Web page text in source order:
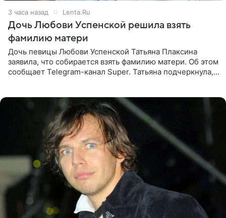
3 часа назад Lenta.Ru
Дочь Любови Успенской решила взять
фамилию матери
Дочь певицы Любови Успенской Татьяна Плаксина
заявила, что собирается взять фамилию матери. Об этом
сообщает Telegram-канал Super. Татьяна подчеркнула,